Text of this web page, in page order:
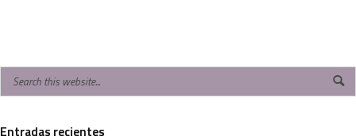
Entradas recientes